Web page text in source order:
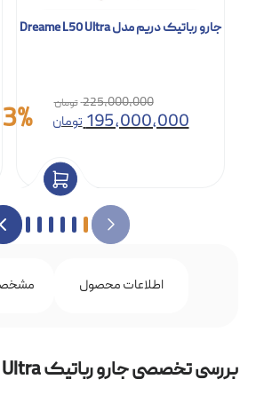
جارو رباتیک دریم مدل Dreame L50 Ultra
225,000,000
195,000,000تومان 13%
اطلاعات محصول
بررسی تخصصی جارو رباتیک Dreame L30 Ultra